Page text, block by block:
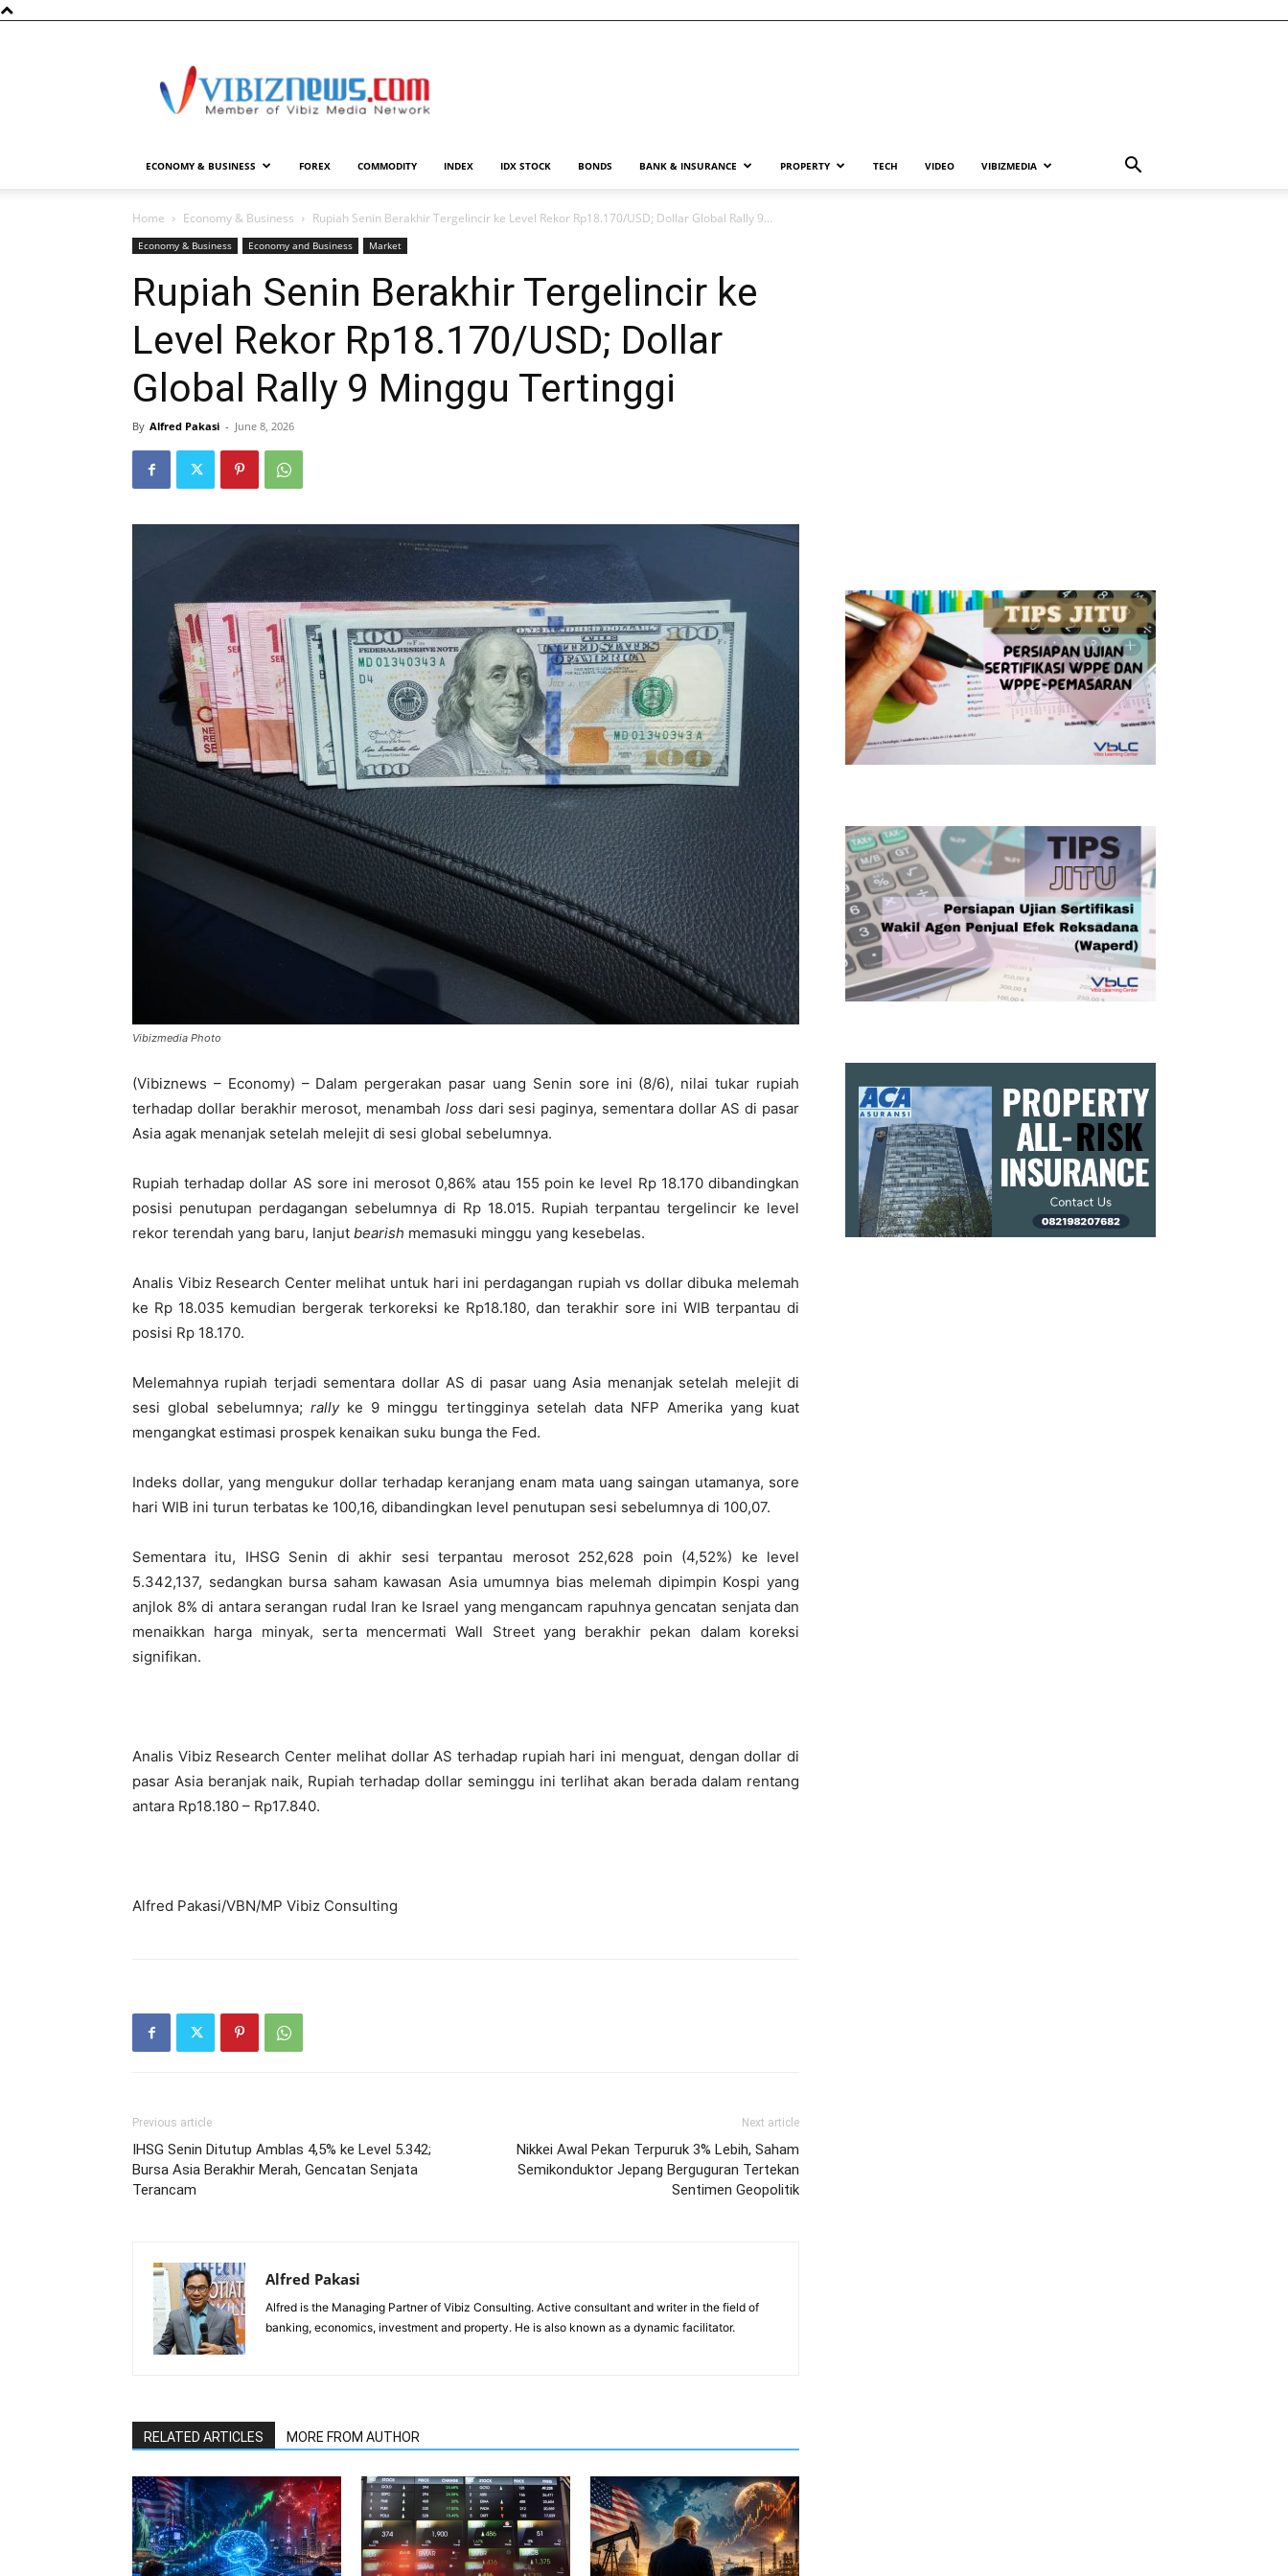
ECONOMY & BUSINESS FOREX COMMODITY INDEX IDX STOCK BONDS BANK & INSURANCE PROPERTY TECH VIDEO VIBIZMEDIA
Home Economy & Business Rupiah Senin Berakhir Tergelincir ke Level Rekor Rp18.170/USD; Dollar Global Rally 9...
Economy & Business Economy and Business Market
Rupiah Senin Berakhir Tergelincir ke
Level Rekor Rp18.170/USD; Dollar
Global Rally 9 Minggu Tertinggi
By Alfred Pakasi - June 8, 2026
Vibizmedia Photo
(Vibiznews – Economy) – Dalam pergerakan pasar uang Senin sore ini (8/6), nilai tukar rupiah
terhadap dollar berakhir merosot, menambah loss dari sesi paginya, sementara dollar AS di pasar
Asia agak menanjak setelah melejit di sesi global sebelumnya.
Rupiah terhadap dollar AS sore ini merosot 0,86% atau 155 poin ke level Rp 18.170 dibandingkan
posisi penutupan perdagangan sebelumnya di Rp 18.015. Rupiah terpantau tergelincir ke level
rekor terendah yang baru, lanjut bearish memasuki minggu yang kesebelas.
Analis Vibiz Research Center melihat untuk hari ini perdagangan rupiah vs dollar dibuka melemah
ke Rp 18.035 kemudian bergerak terkoreksi ke Rp18.180, dan terakhir sore ini WIB terpantau di
posisi Rp 18.170.
Melemahnya rupiah terjadi sementara dollar AS di pasar uang Asia menanjak setelah melejit di
sesi global sebelumnya;rallyke 9 minggu tertingginya setelah data NFP Amerika yang kuat
mengangkat estimasi prospek kenaikan suku bunga the Fed.
Indeks dollar, yang mengukur dollar terhadap keranjang enam mata uang saingan utamanya, sore
hari WIB ini turun terbatas ke 100,16, dibandingkan level penutupan sesi sebelumnya di 100,07.
Sementara itu, IHSG Senin di akhir sesi terpantau merosot 252,628 poin (4,52%) ke level
5.342,137, sedangkan bursa saham kawasan Asia umumnya bias melemah dipimpin Kospi yang
anjlok 8% di antara serangan rudal Iran ke Israel yang mengancam rapuhnya gencatan senjata dan
menaikkan harga minyak, serta mencermati Wall Street yang berakhir pekan dalam koreksi
signifikan.
Analis Vibiz Research Center melihat dollar AS terhadap rupiah hari ini menguat, dengan dollar di
pasar Asia beranjak naik, Rupiah terhadap dollar seminggu ini terlihat akan berada dalam rentang
antara Rp18.180 – Rp17.840.
Alfred Pakasi/VBN/MP Vibiz Consulting
Previous article
IHSG Senin Ditutup Amblas 4,5% ke Level 5.342;
Bursa Asia Berakhir Merah, Gencatan Senjata
Terancam
Next article
Nikkei Awal Pekan Terpuruk 3% Lebih, Saham
Semikonduktor Jepang Berguguran Tertekan
Sentimen Geopolitik
Alfred Pakasi
Alfred is the Managing Partner of Vibiz Consulting. Active consultant and writer in the field of
banking, economics, investment and property. He is also known as a dynamic facilitator.
RELATED ARTICLES MORE FROM AUTHOR